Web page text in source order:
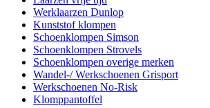
Werklaarzen Dunlop
Kunststof klompen
Schoenklompen Simson
Schoenklompen Strovels
Schoenklompen overige merken
Wandel-/ Werkschoenen Grisport
Werkschoenen No-Risk
Klomppantoffel